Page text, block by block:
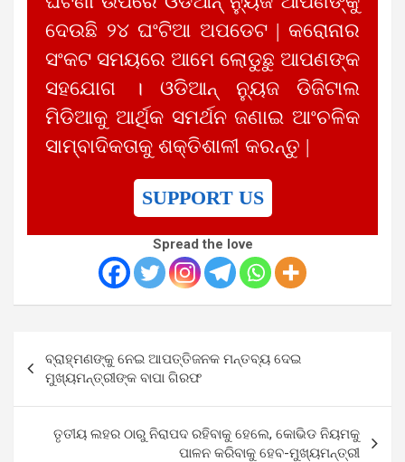
ଦେଉଛି ୨୪ ଘଂଟିଆ ଅପଡେଟ | କରୋନାର
ସଂକଟ ସମୟରେ ଆମେ ଲୋଡୁଛୁ ଆପଣଙ୍କ
ସହଯୋଗ । ଓଡିଆନ୍ ନ୍ୟୁଜ ଡିଜିଟାଲ
ମିଡିଆକୁ ଆର୍ଥିକ ସମର୍ଥନ ଜଣାଇ ଆଂଚଳିକ
ସାମ୍ବାଦିକତାକୁ ଶକ୍ତିଶାଳୀ କରନ୍ତୁ |
SUPPORT US
Spread the love
navigation
ବ୍ରାହ୍ମଣଙ୍କୁ ନେଇ ଆପତ୍ତିଜନକ ମନ୍ତବ୍ୟ ଦେଇ
ମୁଖ୍ୟମନ୍ତ୍ରୀଙ୍କ ବାପା ଗିରଫ
ତୃତୀୟ ଲହର ଠାରୁ ନିରାପଦ ରହିବାକୁ ହେଲେ, କୋଭିଡ ନିୟମକୁ
ପାଳନ କରିବାକୁ ହେବ-ମୁଖ୍ୟମନ୍ତ୍ରୀ